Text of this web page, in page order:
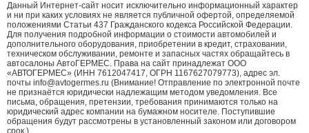
Данный Интернет-сайт носит исключительно информационный характер
и ни при каких условиях не является публичной офертой, определяемой
положениями Статьи 437 Гражданского кодекса Российской Федерации.
Для получения подробной информации о стоимости автомобилей и
дополнительного оборудования, приобретении в кредит, страховании,
техническом обслуживании, ремонте и запасных частях обращайтесь в
автосалоны АвтоГЕРМЕС. Права на сайт принадлежат ООО
«АВТОГЕРМЕС» (ИНН 7612047417, ОГРН 1167627079773), адрес эл.
почты info@avtogermes.ru (Внимание! Отправление по электронной почте
не признаётся юридически надлежащим методом уведомления. Все
письма, обращения, претензии, требования принимаются только на
юридический адрес компании на бумажном носителе. Поступившие
обращения будут рассмотрены в установленный законом или договором
срок.)